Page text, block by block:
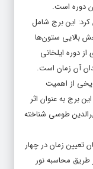
دوره است.
کرد: این برج شامل
بالایی ستون‌ها
دوره ایلخانی
آن زمان است.
از اهمیت
برج به عنوان اثر
طوسی شناخته
تعیین زمان در چهار
طریق محاسبه نور